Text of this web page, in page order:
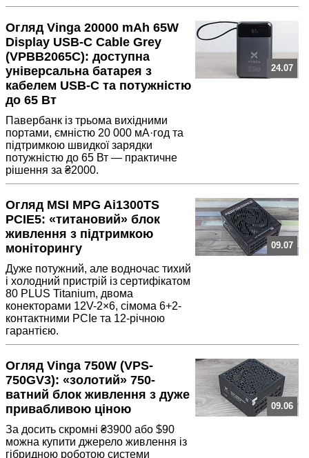
Огляд Vinga 20000 mAh 65W
Display USB-C Cable Grey
(VPBB2065C): доступна
універсальна батарея з
кабелем USB-C та потужністю
до 65 Вт
Павербанк із трьома вихідними
портами, ємністю 20 000 мА·год та
підтримкою швидкої зарядки
потужністю до 65 Вт — практичне
рішення за ₴2000.
24.07
Огляд MSI MPG Ai1300TS
PCIE5: «титановий» блок
живлення з підтримкою
моніторингу
Дуже потужний, але водночас тихий
і холодний пристрій із сертифікатом
80 PLUS Titanium, двома
конекторами 12V-2×6, сімома 6+2-
контактними PCIe та 12-річною
гарантією.
09.07
Огляд Vinga 750W (VPS-
750GV3): «золотий» 750-
ватний блок живлення з дуже
привабливою ціною
За досить скромні ₴3900 або $90
можна купити джерело живлення із
гібридною роботою системи
09.06